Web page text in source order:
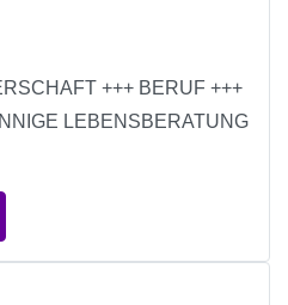
+++ BERUF +++
LEBENSBERATUNG